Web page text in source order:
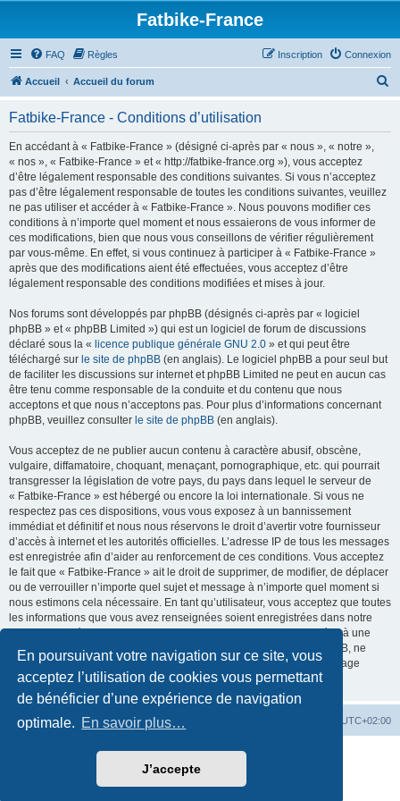
En poursuivant votre navigation sur ce site, vous
acceptez l’utilisation de cookies vous permettant
de bénéficier d’une expérience de navigation
optimale. En savoir plus…
J’accepte
Fatbike-France
FAQ Règles Connexion
Inscription
Accueil Accueil du forum
Fatbike-France - Conditions d’utilisation
En accédant à « Fatbike-France » (désigné ci-après par « nous », « notre »,
« nos », « Fatbike-France » et « http://fatbike-france.org »), vous acceptez
d’être légalement responsable des conditions suivantes. Si vous n’acceptez
pas d’être légalement responsable de toutes les conditions suivantes, veuillez
ne pas utiliser et accéder à « Fatbike-France ». Nous pouvons modifier ces
conditions à n’importe quel moment et nous essaierons de vous informer de
ces modifications, bien que nous vous conseillons de vérifier régulièrement
par vous-même. En effet, si vous continuez à participer à « Fatbike-France »
après que des modifications aient été effectuées, vous acceptez d’être
légalement responsable des conditions modifiées et mises à jour.
Nos forums sont développés par phpBB (désignés ci-après par « logiciel
phpBB » et « phpBB Limited ») qui est un logiciel de forum de discussions
déclaré sous la « licence publique générale GNU 2.0 » et qui peut être
téléchargé sur le site de phpBB (en anglais). Le logiciel phpBB a pour seul but
de faciliter les discussions sur internet et phpBB Limited ne peut en aucun cas
être tenu comme responsable de la conduite et du contenu que nous
acceptons et que nous n’acceptons pas. Pour plus d’informations concernant
phpBB, veuillez consulter le site de phpBB (en anglais).
Vous acceptez de ne publier aucun contenu à caractère abusif, obscène,
vulgaire, diffamatoire, choquant, menaçant, pornographique, etc. qui pourrait
transgresser la législation de votre pays, du pays dans lequel le serveur de
« Fatbike-France » est hébergé ou encore la loi internationale. Si vous ne
respectez pas ces dispositions, vous vous exposez à un bannissement
immédiat et définitif et nous nous réservons le droit d’avertir votre fournisseur
d’accès à internet et les autorités officielles. L’adresse IP de tous les messages
est enregistrée afin d’aider au renforcement de ces conditions. Vous acceptez
le fait que « Fatbike-France » ait le droit de supprimer, de modifier, de déplacer
ou de verrouiller n’importe quel sujet et message à n’importe quel moment si
nous estimons cela nécessaire. En tant qu’utilisateur, vous acceptez que toutes
les informations que vous avez renseignées soient enregistrées dans notre
base de données. Bien que ces informations ne seront pas diffusées à une
tierce partie sans votre consentement, ni « Fatbike-France », ni phpBB, ne
pourront être tenus comme responsables en cas de tentative de piratage
informatique visant à compromettre vos données.
Accueil Accueil du forum UTC+02:00
Développé parphpBB® Forum Software © phpBB Limited
Traduction française officielle
Fatbike France